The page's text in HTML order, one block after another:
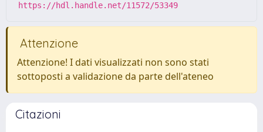
https://hdl.handle.net/11572/53349
Attenzione
Attenzione! I dati visualizzati non sono stati
sottoposti a validazione da parte dell'ateneo
Citazioni